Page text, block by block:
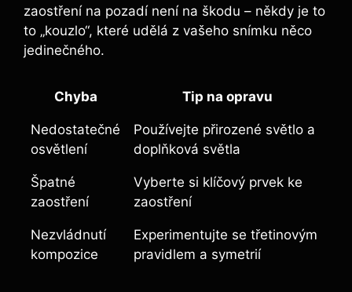
⁢zaostření⁣ na pozadí není na‌ škodu‌ – někdy je to
to „kouzlo“, které ⁤udělá z⁣ vašeho​ snímku‍ něco
jedinečného.
Chyba Tip na ⁢opravu
Nedostatečné
osvětlení
Používejte přirozené světlo a
doplňková světla
Špatné
zaostření
Vyberte si klíčový prvek ke
zaostření
Nezvládnutí
kompozice
Experimentujte‍ se třetinovým
pravidlem a symetrií